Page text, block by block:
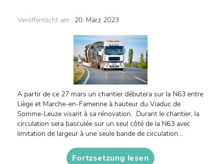
Veröffentlicht am : 20. März 2023
A partir de ce 27 mars un chantier débutera sur la N63 entre
Liège et Marche-en-Famenne à hauteur du Viaduc de
Somme-Leuze visant à sa rénovation. Durant le chantier, la
circulation sera basculée sur un seul côté de la N63 avec
limitation de largeur à une seule bande de circulation...
Fortzsetzung lesen